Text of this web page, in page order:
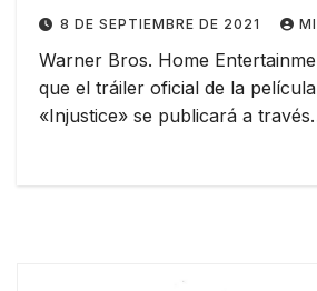
8 DE SEPTIEMBRE DE 2021
Warner Bros. Home
que el tráiler oficial de la
«Injustice» se publicará a